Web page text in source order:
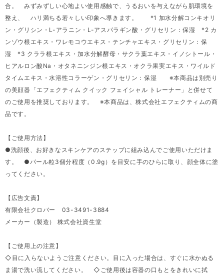
合。 みずみずしい心地よい使用感触で、うるおいを与えながら肌環境を
整え、 ハリ満ちる若々しい印象へ導きます。 *1 加水分解コンキオリ
ン・グリシン・L-アラニン・L-アスパラギン酸・グリセリン：保湿 *2 カ
ンゾウ根エキス・ワレモコウエキス・テンチャエキス・グリセリン：保
湿 *3 クララ根エキス・加水分解酵母・サクラ葉エキス・イノシトール・
ヒアルロン酸Na・オタネニンジン根エキス・オクラ果実エキス・ワイルド
タイムエキス・水溶性コラーゲン・グリセリン：保湿 ※本商品は別売り
の美顔器「エフェクティム クイック フェイシャル トレーナー」と併せて
のご使用を推奨しております。 ※本商品は、株式会社エフェクティムの商
品です。
【ご使用方法】
●洗顔後、お好きなスキンケアのステップに組み込んでご使用いただけま
す。 ●パール粒3個分程度（0.9g）を目安に手のひらに取り、顔全体に塗
ってください。
【広告文責】
有限会社クロバー 03-3491-3884
メーカー（製造） 株式会社資生堂
【ご使用上の注意】
◇目に入らないようご注意ください。目に入った場合は、すぐに水かぬる
ま湯で洗い流してください。 ◇ご使用後は容器の口もとをきれいに拭